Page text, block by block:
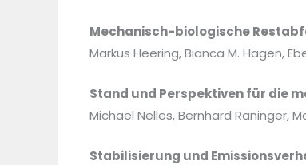
Mechanisch-biologische
Markus Heering, Bianca M. Hagen,
Stand und Perspektiven für die
Michael Nelles, Bernhard Raninger,
Stabilisierung und